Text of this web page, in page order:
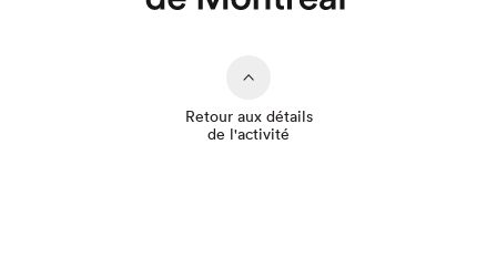
Retour aux détails
de l'activité